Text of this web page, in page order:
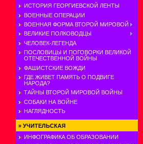
ИСТОРИЯ ГЕОРГИЕВСКОЙ ЛЕНТЫ
ВОЕННЫЕ ОПЕРАЦИИ
ВОЕННАЯ ФОРМА ВТОРОЙ МИРОВОЙ
ВЕЛИКИЕ ПОЛКОВОДЦЫ
ЧЕЛОВЕК-ЛЕГЕНДА
ПОСЛОВИЦЫ И ПОГОВОРКИ ВЕЛИКОЙ
ОТЕЧЕСТВЕННОЙ ВОЙНЫ
ФАШИСТСКИЕ ВОЖДИ
ГДЕ ЖИВЕТ ПАМЯТЬ О ПОДВИГЕ
НАРОДА?
ТАЙНЫ ВТОРОЙ МИРОВОЙ ВОЙНЫ
СОБАКИ НА ВОЙНЕ
НАГЛЯДНОСТЬ
» УЧИТЕЛЬСКАЯ
ИНФОГРАФИКА ОБ ОБРАЗОВАНИИ